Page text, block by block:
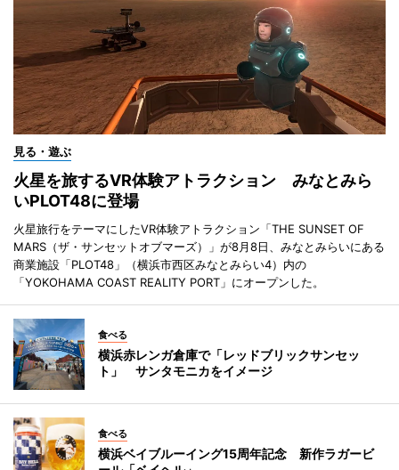
見る・遊ぶ
火星を旅するVR体験アトラクション みなとみら
いPLOT48に登場
火星旅行をテーマにしたVR体験アトラクション「THE SUNSET OF
MARS（ザ・サンセットオブマーズ）」が8月8日、みなとみらいにある
商業施設「PLOT48」（横浜市西区みなとみらい4）内の
「YOKOHAMA COAST REALITY PORT」にオープンした。
食べる
横浜赤レンガ倉庫で「レッドブリックサンセッ
ト」 サンタモニカをイメージ
食べる
横浜ベイブルーイング15周年記念 新作ラガービ